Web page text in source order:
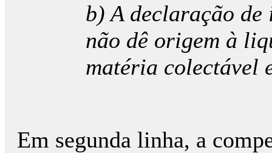
b) A declaração
não dê origem à
matéria colectável
Em segunda linha, a